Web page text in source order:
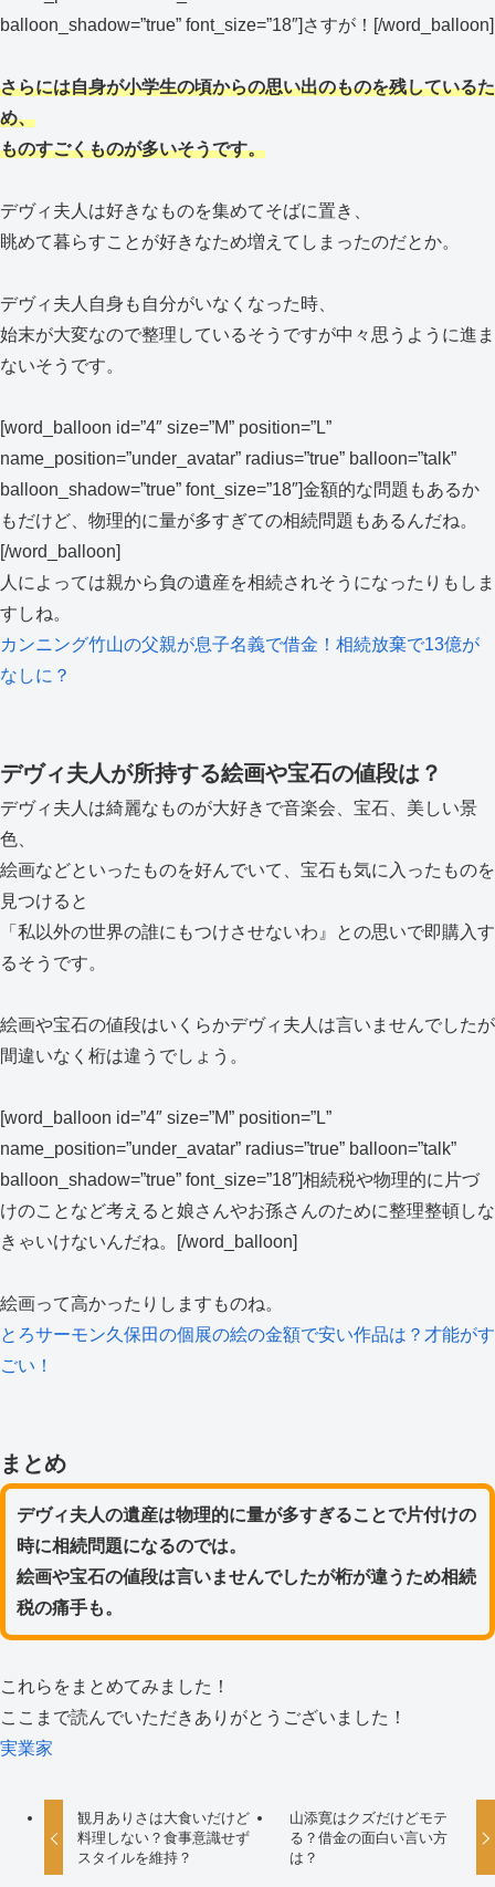
balloon_shadow=”true” font_size=”18″]さすが！[/word_balloon]
さらには自身が小学生の頃からの思い出のものを残しているた
め、
ものすごくものが多いそうです。
デヴィ夫人は好きなものを集めてそばに置き、
眺めて暮らすことが好きなため増えてしまったのだとか。
デヴィ夫人自身も自分がいなくなった時、
始末が大変なので整理しているそうですが中々思うように進ま
ないそうです。
[word_balloon id=”4″ size=”M” position=”L”
name_position=”under_avatar” radius=”true” balloon=”talk”
balloon_shadow=”true” font_size=”18″]金額的な問題もあるか
もだけど、物理的に量が多すぎての相続問題もあるんだね。
[/word_balloon]
人によっては親から負の遺産を相続されそうになったりもしま
すしね。
カンニング竹山の父親が息子名義で借金！相続放棄で13億が
なしに？
デヴィ夫人が所持する絵画や宝石の値段は？
デヴィ夫人は綺麗なものが大好きで音楽会、宝石、美しい景
色、
絵画などといったものを好んでいて、宝石も気に入ったものを
見つけると
「私以外の世界の誰にもつけさせないわ』との思いで即購入す
るそうです。
絵画や宝石の値段はいくらかデヴィ夫人は言いませんでしたが
間違いなく桁は違うでしょう。
[word_balloon id=”4″ size=”M” position=”L”
name_position=”under_avatar” radius=”true” balloon=”talk”
balloon_shadow=”true” font_size=”18″]相続税や物理的に片づ
けのことなど考えると娘さんやお孫さんのために整理整頓しな
きゃいけないんだね。[/word_balloon]
絵画って高かったりしますものね。
とろサーモン久保田の個展の絵の金額で安い作品は？才能がす
ごい！
まとめ
デヴィ夫人の遺産は物理的に量が多すぎることで片付けの
時に相続問題になるのでは。
絵画や宝石の値段は言いませんでしたが桁が違うため相続
税の痛手も。
これらをまとめてみました！
ここまで読んでいただきありがとうございました！
実業家
観月ありさは大食いだけど
料理しない？食事意識せず
スタイルを維持？
山添寛はクズだけどモテ
る？借金の面白い言い方
は？